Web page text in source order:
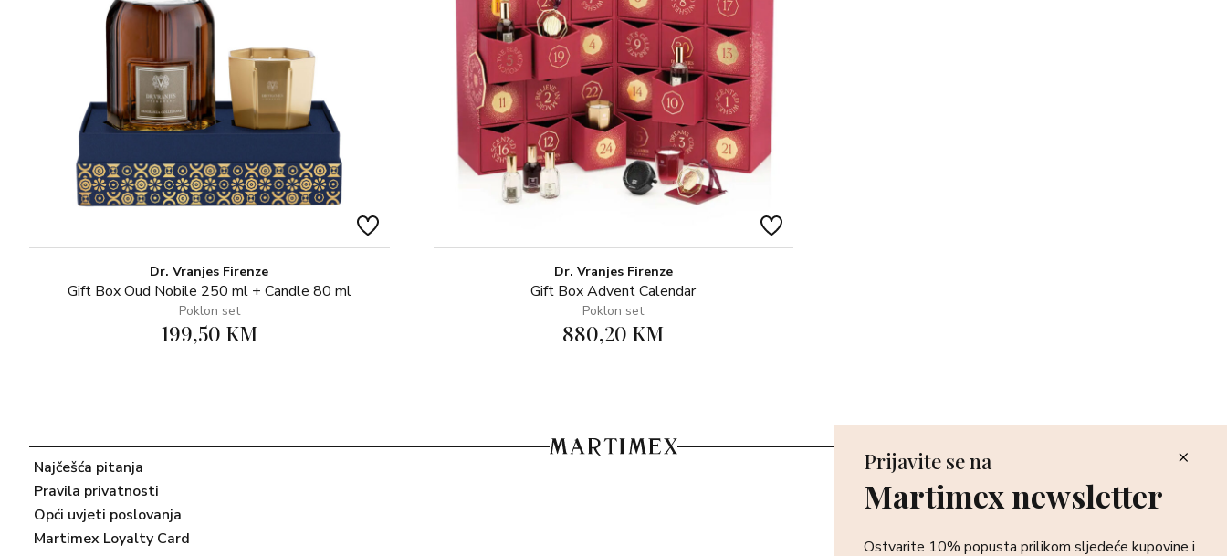
Dr. Vranjes Firenze
Gift Box Oud Nobile 250 ml + Candle 80 ml
Poklon set
199,50 KM
Dr. Vranjes Firenze
Gift Box Advent Calendar
Poklon set
880,20 KM
Najčešća pitanja
Pravila privatnosti
Opći uvjeti poslovanja
Martimex Loyalty Card
Poslovnice
Povrat i reklamacija
Dostava i isporuka
Plaćanje robe
Prijavite se na
Martimex newsletter
Ostvarite 10% popusta prilikom sljedeće kupovine i